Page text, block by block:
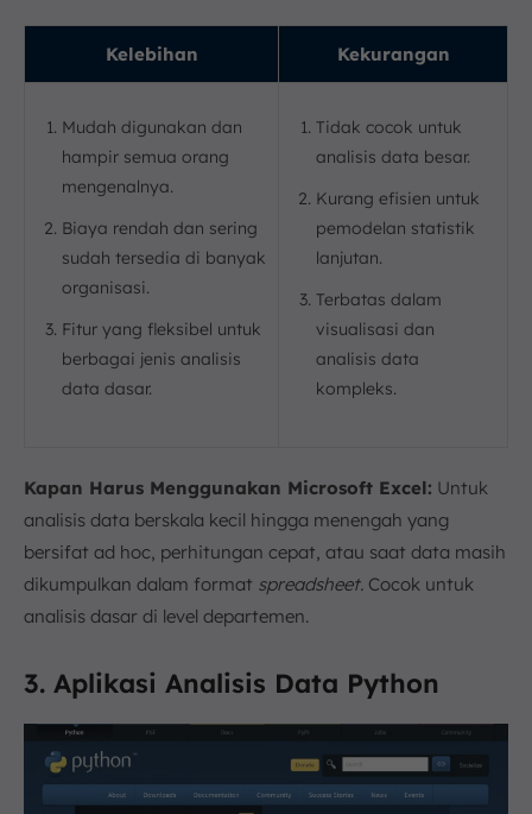
Kelebihan Kekurangan
Mudah digunakan dan
hampir semua orang
mengenalnya.
Biaya rendah dan sering
sudah tersedia di banyak
organisasi.
Fitur yang fleksibel untuk
berbagai jenis analisis
data dasar.
Tidak cocok untuk
analisis data besar.
Kurang efisien untuk
pemodelan statistik
lanjutan.
Terbatas dalam
visualisasi dan
analisis data
kompleks.
Kapan Harus Menggunakan Microsoft Excel: Untuk
analisis data berskala kecil hingga menengah yang
bersifat ad hoc, perhitungan cepat, atau saat data masih
dikumpulkan dalam format spreadsheet. Cocok untuk
analisis dasar di level departemen.
3. Aplikasi Analisis Data Python